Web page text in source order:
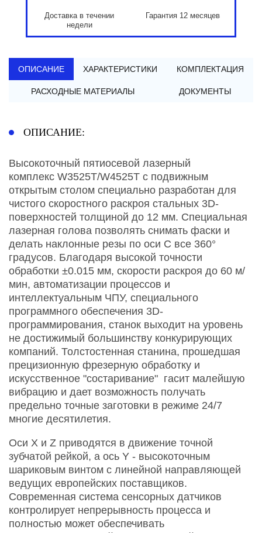
Доставка в течении
недели
Гарантия 12 месяцев
ОПИСАНИЕ ХАРАКТЕРИСТИКИ КОМПЛЕКТАЦИЯ
РАСХОДНЫЕ МАТЕРИАЛЫ ДОКУМЕНТЫ
ОПИСАНИЕ:
Высокоточный пятиосевой лазерный
комплекс W3525T/W4525T с подвижным
открытым столом специально разработан для
чистого скоростного раскроя стальных 3D-
поверхностей толщиной до 12 мм. Специальная
лазерная голова позволять снимать фаски и
делать наклонные резы по оси С все 360°
градусов. Благодаря высокой точности
обработки ±0.015 мм, скорости раскроя до 60 м/
мин, автоматизации процессов и
интеллектуальным ЧПУ, специального
программного обеспечения 3D-
программирования, станок выходит на уровень
не достижимый большинству конкурирующих
компаний. Толстостенная станина, прошедшая
прецизионную фрезерную обработку и
искусственное "состаривание" гасит малейшую
вибрацию и дает возможность получать
предельно точные заготовки в режиме 24/7
многие десятилетия.
Оси X и Z приводятся в движение точной
зубчатой рейкой, а ось Y - высокоточным
шариковым винтом с линейной направляющей
ведущих европейских поставщиков.
Современная система сенсорных датчиков
контролирует непрерывность процесса и
полностью может обеспечивать